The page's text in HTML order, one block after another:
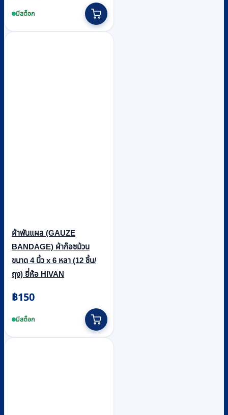
มีสต็อก
ผ้าพันแผล (GAUZE
BANDAGE) ผ้าก๊อซม้วน
ขนาด 4 นิ้ว x 6 หลา (12 ชิ้น/
ถุง) ยี่ห้อ HIVAN
฿150
มีสต็อก